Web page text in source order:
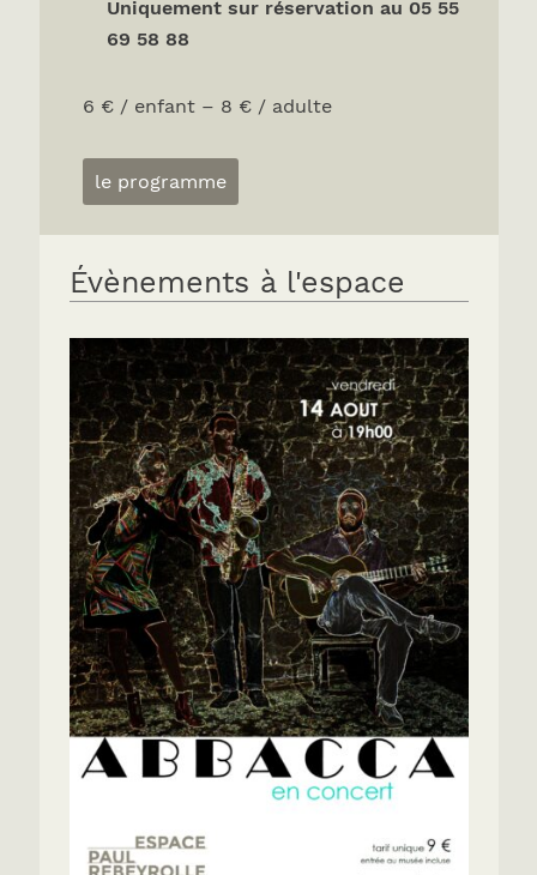
Uniquement sur réservation au 05 55
69 58 88
6 € / enfant – 8 € / adulte
le programme
Évènements à l'espace